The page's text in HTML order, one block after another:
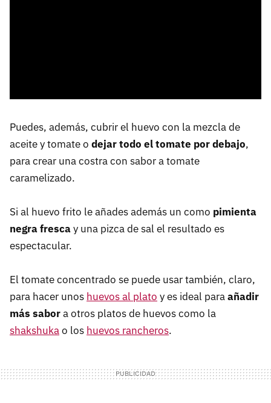
Puedes, además, cubrir el huevo con la mezcla de
aceite y tomate o dejar todo el tomate por debajo,
para crear una costra con sabor a tomate
caramelizado.
Si al huevo frito le añades además un como pimienta
negra frescay una pizca de sal el resultado es
espectacular.
El tomate concentrado se puede usar también, claro,
para hacer unos huevos al plato y es ideal paraañadir
más sabora otros platos de huevos como la
shakshukao los huevos rancheros.